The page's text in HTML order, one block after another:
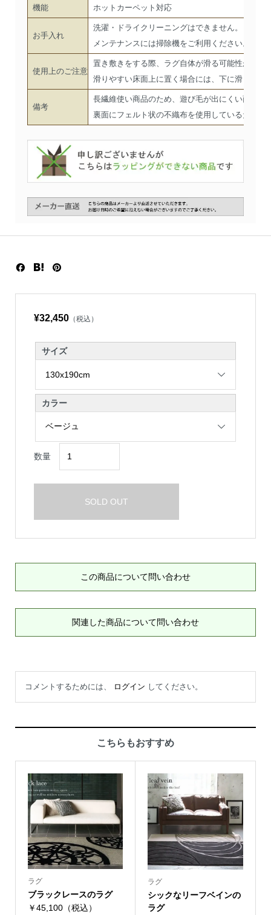
機能 ホットカーペット対応
お手入れ
洗濯・ドライクリーニングはできません。
メンテナンスには掃除機をご利用ください。
使用上のご注意
置き敷きをする際、ラグ自体が滑る可能性がござ
滑りやすい床面上に置く場合には、下に滑り止
備考
長繊維使い商品のため、遊び毛が出にくい商品で
裏面にフェルト状の不織布を使用しているため、
¥32,450（税込）
サイズ
カラー
数量
SOLD OUT
この商品について問い合わせ
関連した商品について問い合わせ
コメントするためには、 ログイン してください。
こちらもおすすめ
ラグ
ブラックレースのラグ
￥45,100（税込）
ラグ
シックなリーフベインの
ラグ